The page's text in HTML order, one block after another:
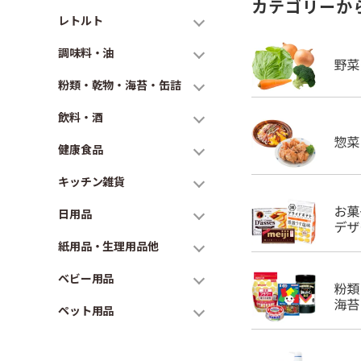
レトルト
調味料・油
粉類・乾物・海苔・缶詰
飲料・酒
健康食品
キッチン雑貨
日用品
紙用品・生理用品他
ベビー用品
ペット用品
カテゴリーか